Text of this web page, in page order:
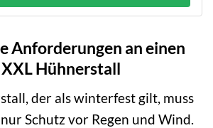
Anforderungen an einen
Hühnerstall
der als winterfest gilt, muss
Schutz vor Regen und Wind.